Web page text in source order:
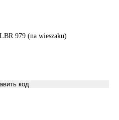
979 (na wieszaku)
код